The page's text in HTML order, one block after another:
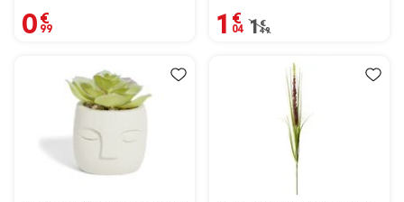
0,99 € 1,04 €
Prix remisé de 1,49 €
1,49 €